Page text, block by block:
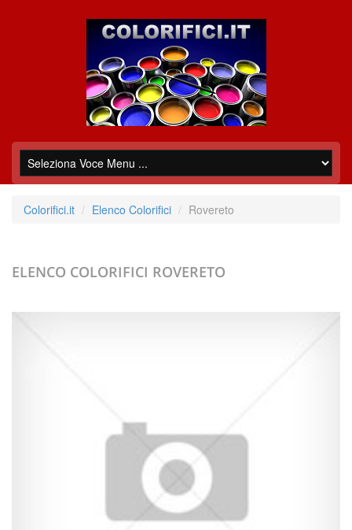
Colorifici.it Elenco Colorifici Rovereto
ELENCO COLORIFICI ROVERETO